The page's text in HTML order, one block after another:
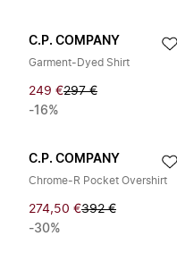
C.P. COMPANY
Garment-Dyed Shirt
249 €297 €
-16%
C.P. COMPANY
Chrome-R Pocket Overshirt
274,50 €392 €
-30%